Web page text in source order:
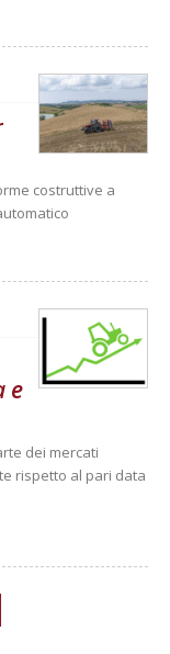
costruttive a
e
dei mercati
rispetto al pari data